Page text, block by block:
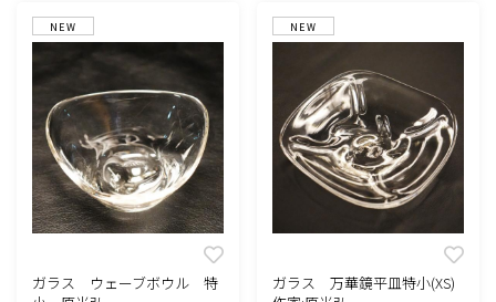
NEW
ガラス ウェーブボウル 特
NEW
ガラス 万華鏡平皿特小(XS)